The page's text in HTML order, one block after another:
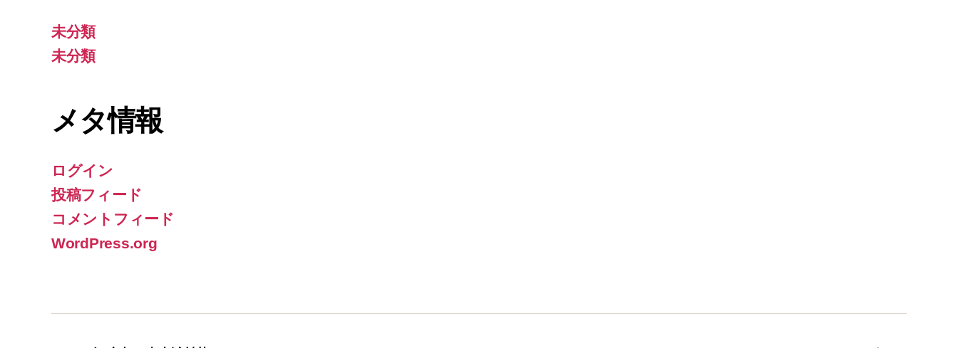
未分類
未分類
メタ情報
ログイン
投稿フィード
コメントフィード
WordPress.org